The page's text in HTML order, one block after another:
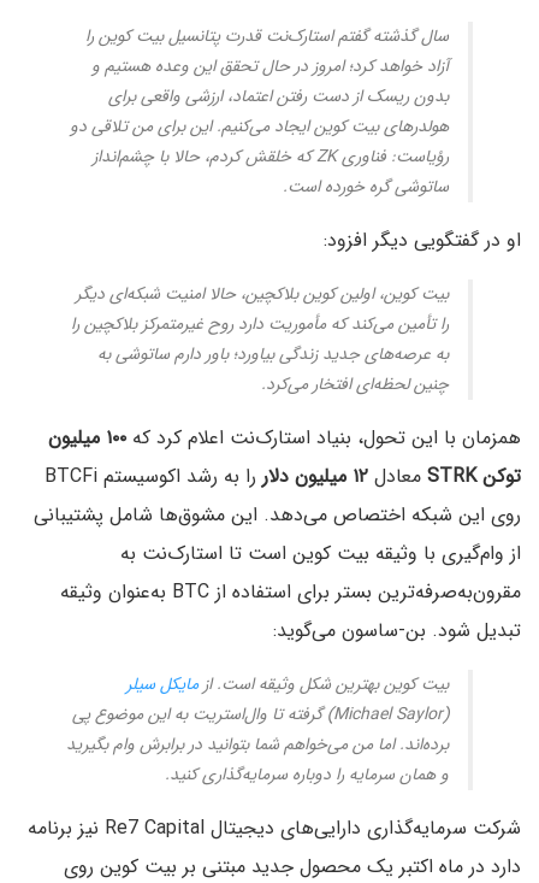
سال گذشته گفتم استارک‌نت قدرت پتانسیل بیت کوین را
آزاد خواهد کرد؛ امروز در حال تحقق این وعده هستیم و
بدون ریسک از دست رفتن اعتماد، ارزشی واقعی برای
هولدرهای بیت کوین ایجاد می‌کنیم. این برای من تلاقی دو
رؤیاست: فناوری ZK که خلقش کردم، حالا با چشم‌انداز
ساتوشی گره خورده است.
او در گفتگویی دیگر افزود:
بیت کوین، اولین کوین بلاکچین، حالا امنیت شبکه‌ای دیگر
را تأمین می‌کند که مأموریت دارد روح غیرمتمرکز بلاکچین را
به عرصه‌های جدید زندگی بیاورد؛ باور دارم ساتوشی به
چنین لحظه‌ای افتخار می‌کرد.
همزمان با این تحول، بنیاد استارک‌نت اعلام کرد که
۱۰۰ میلیون
توکن STRK
معادل ۱۲ میلیون دلار
را به رشد اکوسیستم BTCFi
روی این شبکه اختصاص می‌دهد. این مشوق‌ها شامل پشتیبانی
از وام‌گیری با وثیقه بیت کوین است تا استارک‌نت به
مقرون‌به‌صرفه‌ترین بستر برای استفاده از BTC به‌عنوان وثیقه
تبدیل شود. بن-ساسون می‌گوید:
بیت کوین بهترین شکل وثیقه است. ازمایکل سیلر
(Michael Saylor) گرفته تا وال‌استریت به این موضوع پی
برده‌اند. اما من می‌خواهم شما بتوانید در برابرش وام بگیرید
و همان سرمایه را دوباره سرمایه‌گذاری کنید.
شرکت سرمایه‌گذاری دارایی‌های دیجیتال Re7 Capital نیز برنامه
دارد در ماه اکتبر یک محصول جدید مبتنی بر بیت کوین روی